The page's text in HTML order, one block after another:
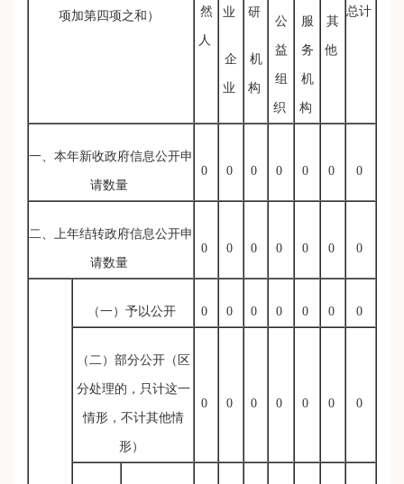
项加第四项之和） 然
人
总计
业
企
业
研
机
构
公
益
组
织
服
务
机
构
其
他
一、本年新收政府信息公开申
请数量
0 0 0 0 0 0 0
二、上年结转政府信息公开申
请数量
0 0 0 0 0 0 0
（一）予以公开 0 0 0 0 0 0 0
（二）部分公开（区
分处理的，只计这一
情形，不计其他情
形）
0 0 0 0 0 0 0